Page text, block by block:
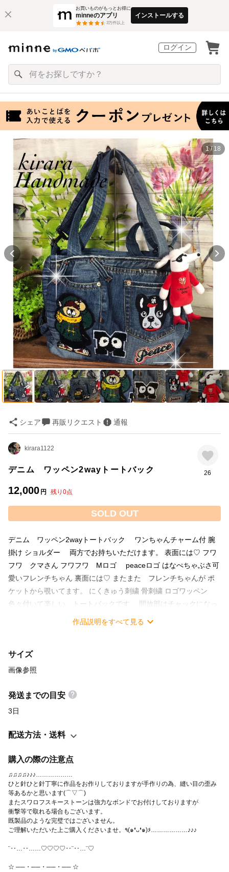
お買いものがもっとお得に
minneのアプリ
3万件以上
インストールする
ログイン
1 / 18
シェア 再販リクエスト 通報
kirara1122
デニム ワッペン2wayトートバック
12,000 円 残り 0点
26
SOLD OUT
デニム ワッペン2wayトートバック ワンちゃんチャーム付 腕
掛け ショルダー 両方でお持ちいただけます。 表面には♡ フワ
フワ クマさん フワフワ Mロゴ peaceロゴ はなぺちゃぶさ可
愛いフレンチちゃん 裏面には♡ またまた フレンチちゃんが ポ
ケットから覗いてます。 にくきゅう刺繍 骨刺繍 ロゴワッペン
色々付いて楽しい トートバックです。 開放部はチャックになっ
てます。 外側にもチャック付ポケット 側面にもチャック付ポケッ
ごあります。
作品説明をすべて見る
サイズ
画像参照
発送までの目安
3日
配送方法・送料
購入の際の注意点
♫♫♫♫♪♪♪………………
ひと針ひと針丁寧に作品をお作りしておりますが手作りの為、縫い目の歪み
等あるかと思います(⌒▽⌒)
またスワロフスキーストーンは強力なボンドでお付けしておりますが
衝撃等で取れる場合もございます。
既製品のような完璧ではございません。
ご理解いただいた上ご購入くださいませ。٩(๑❛ᴗ❛๑)۶………………♪♪♪
¨‥…‥……♡♡♡♡‥¨‥…¨♡
☆ ──・──・──・── ☆